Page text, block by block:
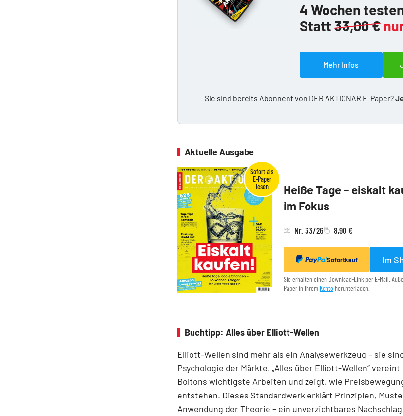
4 Wochen
Statt 33,00 €
Mehr Infos
Sie sind bereits Abonnent von DER AKTIONÄR E-Paper?
Aktuelle Ausgabe
Heiße Tage – eiskalt
im Fokus
Nr. 33/26 8,90 €
Sofortkauf Im
Sie erhalten einen Download-Link per E-Mail.
Paper in Ihrem Konto herunterladen.
Buchtipp: Alles über Elliott-Wellen
Elliott-Wellen sind mehr als ein Analysewerkzeug – sie
Psychologie der Märkte. „Alles über Elliott-Wellen“ vereint
Boltons wichtigste Arbeiten und zeigt, wie
entstehen. Dieses Standardwerk erklärt Prinzipien,
Anwendung der Theorie – ein unverzichtbares